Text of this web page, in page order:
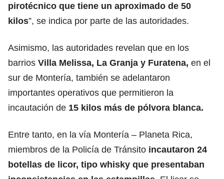
pirotécnico que tiene un aproximado de 50
kilos”, se indica por parte de las autoridades.
Asimismo, las autoridades revelan que en los
barrios Villa Melissa, La Granja y Furatena, en el
sur de Montería, también se adelantaron
importantes operativos que permitieron la
incautación de 15 kilos más de pólvora blanca.
Entre tanto, en la vía Montería – Planeta Rica,
miembros de la Policía de Tránsito incautaron 24
botellas de licor, tipo whisky que presentaban